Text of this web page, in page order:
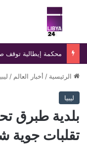
بحث عن
الرئيسية / أخبار العالم /
ليبيا
بلدية طبرق
تقلبات جوية